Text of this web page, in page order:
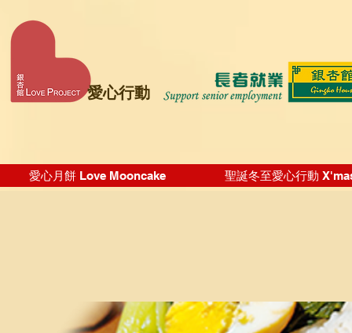
愛心行動
愛心月餅 Love Mooncake 聖誕冬至愛心行動